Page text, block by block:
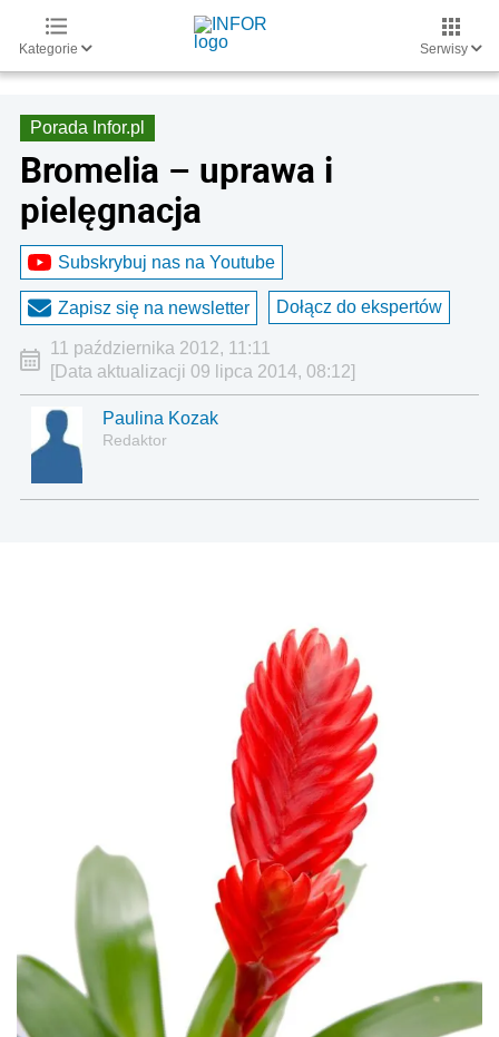
Kategorie Serwisy
Porada Infor.pl
Bromelia – uprawa i
pielęgnacja
Subskrybuj nas na Youtube
Zapisz się na newsletter Dołącz do ekspertów
11 października 2012, 11:11
[Data aktualizacji 09 lipca 2014, 08:12]
Paulina Kozak
Redaktor